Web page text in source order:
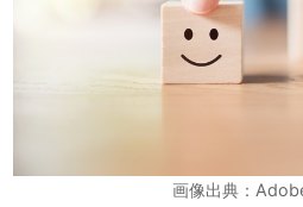
画像出典：